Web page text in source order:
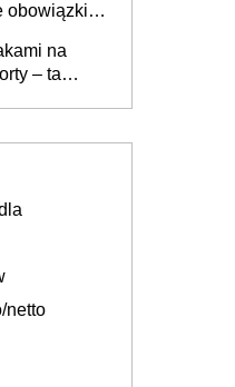
obowiązki w
na
– ta
netto